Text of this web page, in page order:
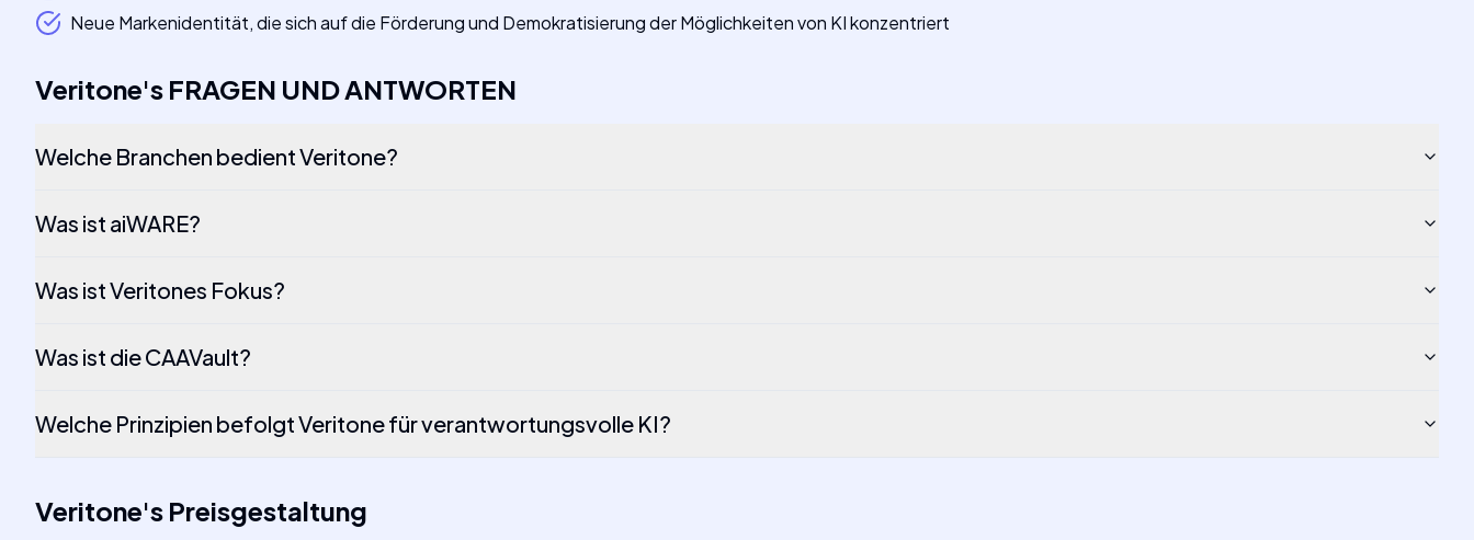
Neue Markenidentität, die sich auf die Förderung und Demokratisierung der Möglichkeiten von KI konzentriert
Veritone's FRAGEN UND ANTWORTEN
Welche Branchen bedient Veritone?
Was ist aiWARE?
Was ist Veritones Fokus?
Was ist die CAAVault?
Welche Prinzipien befolgt Veritone für verantwortungsvolle KI?
Veritone's Preisgestaltung